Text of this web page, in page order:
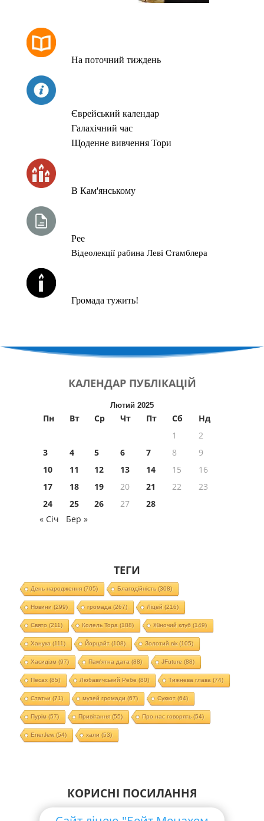
На поточний тиждень
Єврейський календар
Галахічний час
Щоденне вивчення Тори
В Кам'янському
Рее
Відеолекції рабина Леві Стамблера
Громада тужить!
КАЛЕНДАР ПУБЛІКАЦІЙ
Лютий 2025
Пн Вт Ср Чт Пт Сб
Нд
1
2
3
4 5 6 7 8
9
10
11 12 13 14 15
16
17
18 19 20 21 22
23
24
25 26 27
28
« Січ
Бер »
ТЕГИ
День народження(705) Благодійність(308)
Новини (299) громада (267) Ліцей (216)
Свято (211) Колель Тора (188) Жіночий клуб (149)
Ханука (111) Йорцайт (108) Золотий вік(105)
Хасидізм (97) Пам'ятна дата (88) JFuture (88)
Песах(85) Любавичський Ребе (80) Тижнева глава (74)
Статьи (71) музей громади (67) Суккот (64)
Пурім (57) Привітання(55) Про нас говорять(54)
EnerJew(54) хали (53)
КОРИСНІ ПОСИЛАННЯ